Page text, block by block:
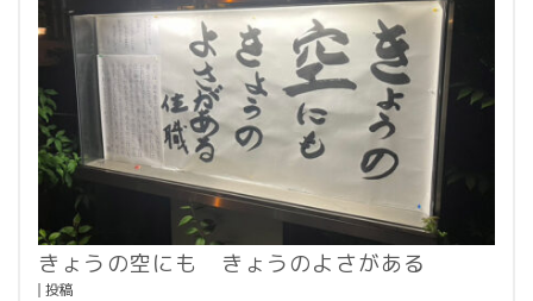
きょうの空にも きょうのよさがある
投稿